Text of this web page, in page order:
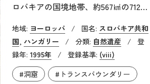
ロバキアの国境地帯、約567㎢の712の
1,000を超える多様な洞窟が良好な保
存状態で残されています。この地域の
カルスト地形や白亜紀後期からの数千
万年をかけて形成されたと考えてお
地域: ヨーロッパ / 国名: スロバキア共和
国, ハンガリー / 分類: 自然遺産 /
登
録年: 1995年 / 登録基準: (viii)
#洞窟
#トランスバウンダリー